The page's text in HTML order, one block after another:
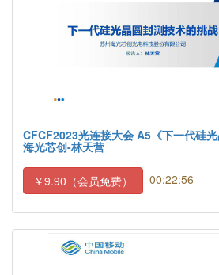
CFCF2023光连接大会 A5《下一代硅光
海光芯创-林天营
￥9.90（会员免费） 00:22:56